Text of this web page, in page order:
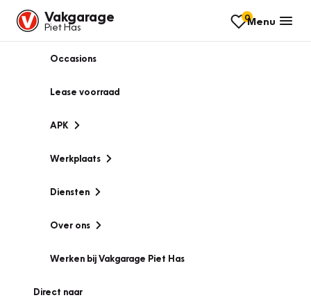
Vakgarage
Piet Has
0Menu
Occasions
Lease voorraad
APK
Werkplaats
Diensten
Over ons
Werken bij Vakgarage Piet Has
Direct naar